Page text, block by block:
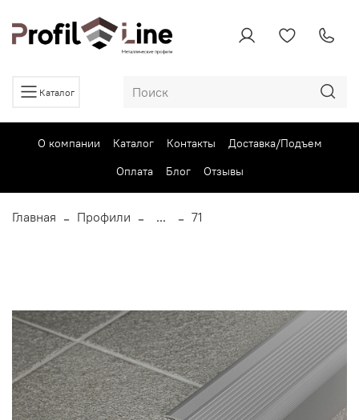
Каталог
О компании Каталог Контакты
Доставка/Подъем
Оплата
Блог Отзывы
Главная Профили ... 71